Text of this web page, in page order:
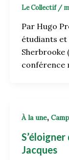
Le Collectif /
Par Hugo
étudiants et
Sherbrooke
conférence
À la une,
Jacques